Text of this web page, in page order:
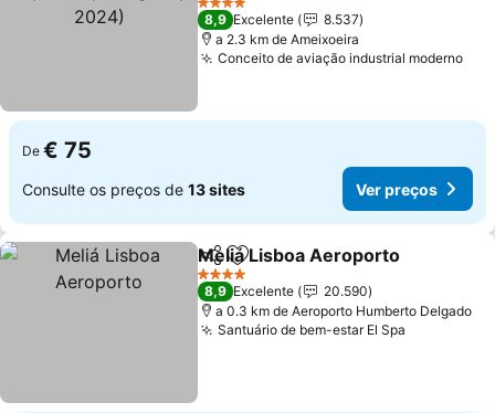
4 Estrelas
8,9 Excelente
8.537
a 2.3 km de Ameixoeira
Conceito de aviação industrial moderno
De € 75
Consulte os preços de 13 sites Ver preços
PartilharAdicionar aos favoritos
Meliá Lisboa Aeroporto
4 Estrelas
8,9 Excelente
20.590
a 0.3 km de Aeroporto Humberto Delgado
Santuário de bem-estar El Spa